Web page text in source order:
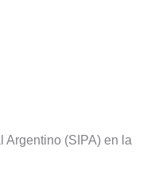
(SIPA) en la